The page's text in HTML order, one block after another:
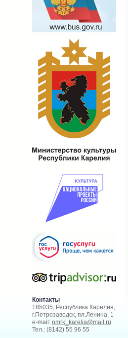
Контакты
185035, Республика Карелия,
г.Петрозаводск, пл.Ленина, 1
e-mail: nmrk_karelia@mail.ru
Тел.: (8142) 55 96 55